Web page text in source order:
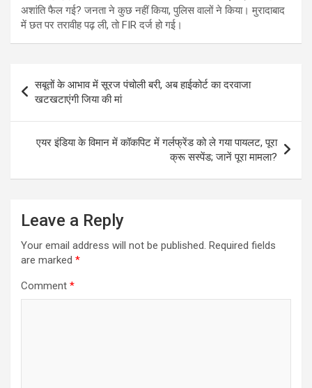
अशांति फैल गई? जनता ने कुछ नहीं किया, पुलिस वालों ने किया। मुरादाबाद
में छत पर तरावीह पढ़ ली, तो FIR दर्ज हो गई।
navigation
सबूतों के आभाव में सूरज पंचोली बरी, अब हाईकोर्ट का दरवाजा
खटखटाएंगी जिया की मां
एयर इंडिया के विमान में कॉकपिट में गर्लफ्रेंड को ले गया पायलट, पूरा
क्रू सस्पेंड; जानें पूरा मामला?
Leave a Reply
Your email address will not be published. Required fields
are marked *
Comment *